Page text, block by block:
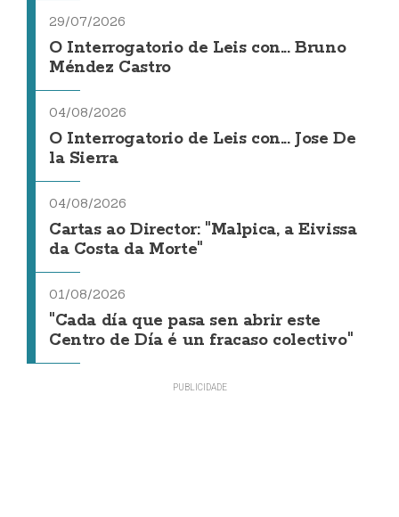
29/07/2026
O Interrogatorio de Leis con... Bruno
Méndez Castro
04/08/2026
O Interrogatorio de Leis con... Jose De
la Sierra
04/08/2026
Cartas ao Director: "Malpica, a Eivissa
da Costa da Morte"
01/08/2026
"Cada día que pasa sen abrir este
Centro de Día é un fracaso colectivo"